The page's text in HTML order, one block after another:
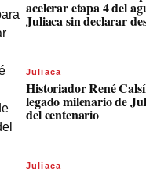
acelerar etapa 4 del
Juliaca sin declarar
Juliaca
Historiador René
legado milenario de
del centenario
Juliaca